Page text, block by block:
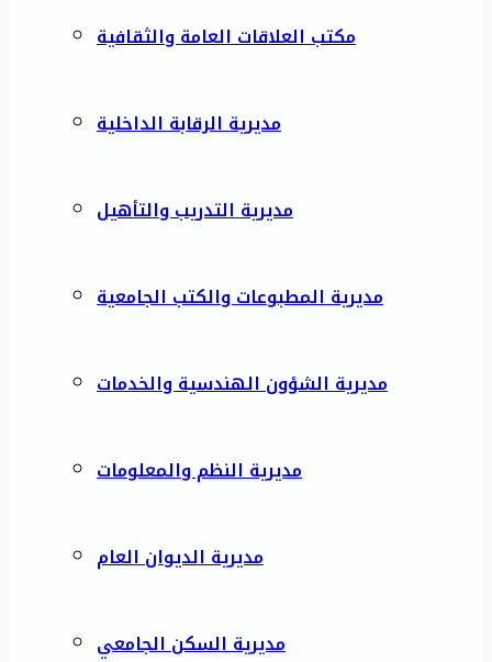
مكتب العلاقات العامة والثقافية
مديرية الرقابة الداخلية
مديرية التدريب والتأهيل
مديرية المطبوعات والكتب الجامعية
مديرية الشؤون الهندسية والخدمات
مديرية النظم والمعلومات
مديرية الديوان العام
مديرية السكن الجامعي